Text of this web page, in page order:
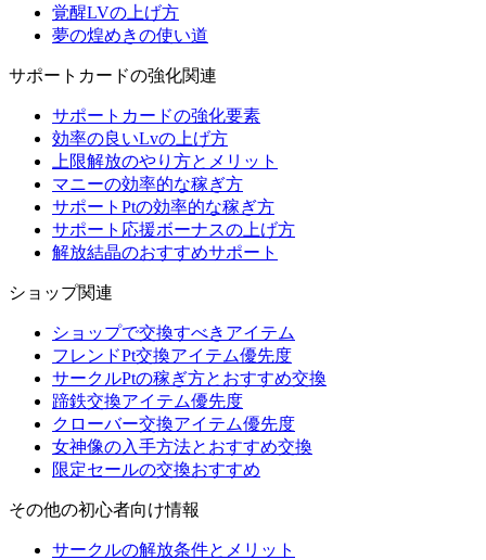
覚醒LVの上げ方
夢の煌めきの使い道
サポートカードの強化関連
サポートカードの強化要素
効率の良いLvの上げ方
上限解放のやり方とメリット
マニーの効率的な稼ぎ方
サポートPtの効率的な稼ぎ方
サポート応援ボーナスの上げ方
解放結晶のおすすめサポート
ショップ関連
ショップで交換すべきアイテム
フレンドPt交換アイテム優先度
サークルPtの稼ぎ方とおすすめ交換
蹄鉄交換アイテム優先度
クローバー交換アイテム優先度
女神像の入手方法とおすすめ交換
限定セールの交換おすすめ
その他の初心者向け情報
サークルの解放条件とメリット